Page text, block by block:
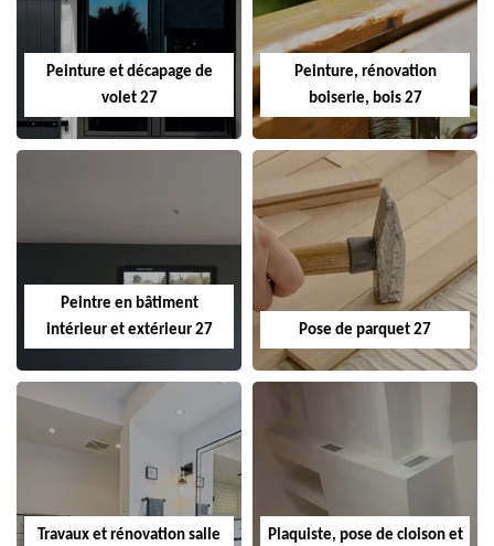
Peinture et décapage de
volet 27
Peinture, rénovation
boiserie, bois 27
Peintre en bâtiment
intérieur et extérieur 27
Pose de parquet 27
Travaux et rénovation salle
Plaquiste, pose de cloison et